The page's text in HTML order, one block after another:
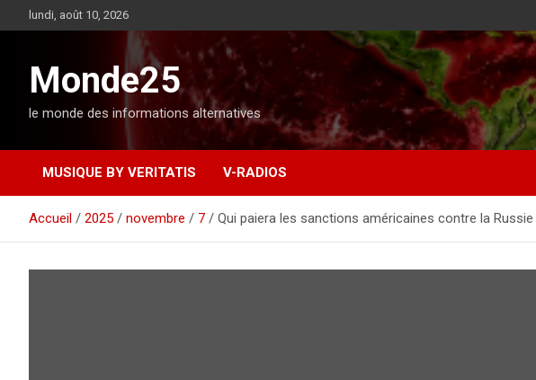
l
t
lundi, août 10, 2026
Monde25
le monde des informations alternatives
MUSIQUE BY VERITATIS V-RADIOS
Accueil 2025 novembre 7 Qui paiera les sanctions américaines contre la